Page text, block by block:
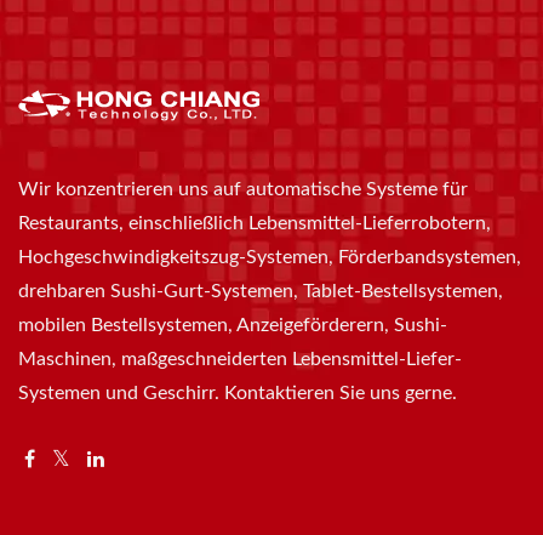
Wir konzentrieren uns auf automatische Systeme für
Restaurants, einschließlich Lebensmittel-Lieferrobotern,
Hochgeschwindigkeitszug-Systemen, Förderbandsystemen,
drehbaren Sushi-Gurt-Systemen, Tablet-Bestellsystemen,
mobilen Bestellsystemen, Anzeigeförderern, Sushi-
Maschinen, maßgeschneiderten Lebensmittel-Liefer-
Systemen und Geschirr. Kontaktieren Sie uns gerne.